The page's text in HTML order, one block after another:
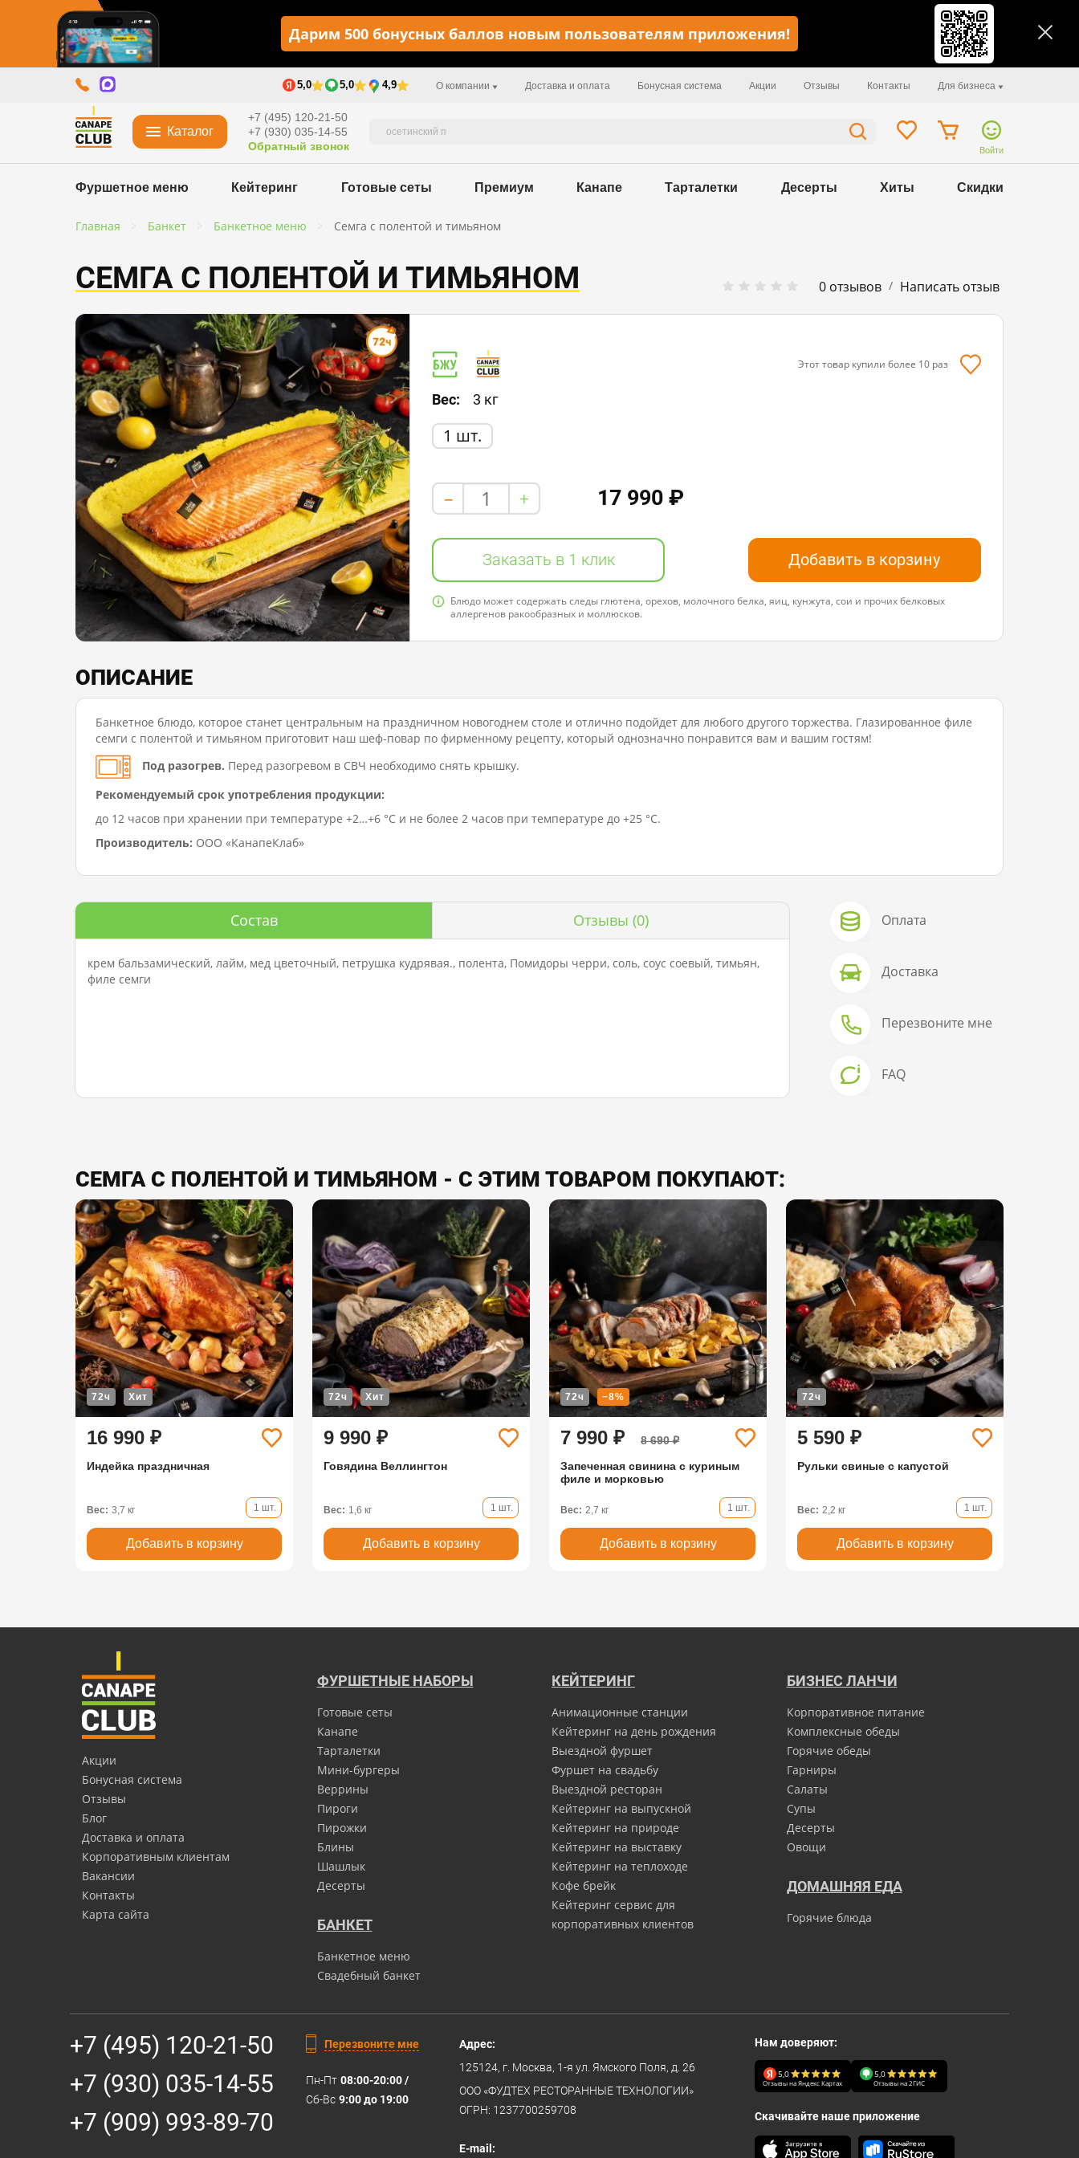
Дарим 500 бонусных баллов новым пользователям приложения!
5,0 5,0 4,9 О компании Доставка и оплата Бонусная система Акции Отзывы Контакты Для бизнеса
Каталог
+7 (495) 120-21-50
+7 (930) 035-14-55
Обратный звонок
Войти
Фуршетное меню Кейтеринг Готовые сеты Премиум Канапе Тарталетки Десерты Хиты Скидки
Главная Банкет Банкетное меню Семга с полентой и тимьяном
СЕМГА С ПОЛЕНТОЙ И ТИМЬЯНОМ 0 отзывов / Написать отзыв
Пищевая ценность в 100 г / 192 kcal
Белки: 16,0
Этот товар купили более 10раз
Вес: 3 кг
1 шт.
- + 17 990 ₽
Заказать в 1 клик Добавить в корзину
Блюдо может содержать следы глютена, орехов, молочного белка, яиц, кунжута, сои и прочих белковых
аллергенов ракообразных и моллюсков.
ОПИСАНИЕ
Банкетное блюдо, которое станет центральным на праздничном новогоднем столе и отлично подойдет для любого другого торжества. Глазированное филе
семги с полентой и тимьяном приготовит наш шеф-повар по фирменному рецепту, который однозначно понравится вам и вашим гостям!
Под разогрев. Перед разогревом в СВЧ необходимо снять крышку.
Рекомендуемый срок употребления продукции:
до 12 часов при хранении при температуре +2…+6 °C и не более 2 часов при температуре до +25 °C.
Производитель: ООО «КанапеКлаб»
Состав Отзывы (0)
крем бальзамический, лайм, мед цветочный, петрушка кудрявая., полента, Помидоры черри, соль, соус соевый, тимьян,
филе семги
Оплата
Доставка
Перезвоните мне
FAQ
СЕМГА С ПОЛЕНТОЙ И ТИМЬЯНОМ - С ЭТИМ ТОВАРОМ ПОКУПАЮТ:
72ч Хит
16 990 ₽
Индейка праздничная
Вес: 3,7 кг 1 шт.
Добавить в корзину
72ч Хит
9 990 ₽
Говядина Веллингтон
Вес: 1,6 кг 1 шт.
Добавить в корзину
72ч −8%
7 990 ₽
8 690 ₽
Запеченная свинина с куриным
филе и морковью
Вес: 2,7 кг 1 шт.
Добавить в корзину
72ч
5 590 ₽
Рульки свиные с капустой
Вес: 2,2 кг 1 шт.
Добавить в корзину
Акции
Бонусная система
Отзывы
Блог
Доставка и оплата
Корпоративным клиентам
Вакансии
Контакты
Карта сайта
ФУРШЕТНЫЕ НАБОРЫ
Готовые сеты
Канапе
Тарталетки
Мини-бургеры
Веррины
Пироги
Пирожки
Блины
Шашлык
Десерты
БАНКЕТ
Банкетное меню
Свадебный банкет
КЕЙТЕРИНГ
Анимационные станции
Кейтеринг на день рождения
Выездной фуршет
Фуршет на свадьбу
Выездной ресторан
Кейтеринг на выпускной
Кейтеринг на природе
Кейтеринг на выставку
Кейтеринг на теплоходе
Кофе брейк
Кейтеринг сервис для
корпоративных клиентов
БИЗНЕС ЛАНЧИ
Корпоративное питание
Комплексные обеды
Горячие обеды
Гарниры
Салаты
Супы
Десерты
Овощи
ДОМАШНЯЯ ЕДА
Горячие блюда
+7 (495) 120-21-50
+7 (930) 035-14-55
+7 (909) 993-89-70
Пн-Пт 08:00-20:00 /
Сб-Вс 9:00 до 19:00
Перезвоните мне
Адрес:
125124, г. Москва, 1-я ул. Ямского Поля, д. 26
ООО «ФУДТЕХ РЕСТОРАННЫЕ ТЕХНОЛОГИИ»
ОГРН: 1237700259708
E-mail:
Нам доверяют:
5,0
Отзывы на Яндекс Картах
5,0
Отзывы на 2ГИС
Скачивайте наше приложение